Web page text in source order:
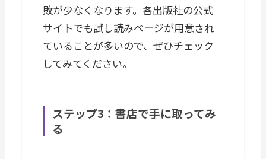
敗が少なくなります。各出版社の公式
サイトでも試し読みページが用意され
ていることが多いので、ぜひチェック
してみてください。
ステップ3：書店で手に取ってみ
る